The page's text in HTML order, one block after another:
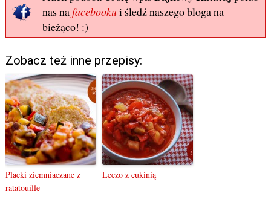
nas nafacebookui śledź naszego bloga na
bieżąco! :)
Zobacz też inne przepisy:
Placki ziemniaczane z
ratatouille
Leczo z cukinią